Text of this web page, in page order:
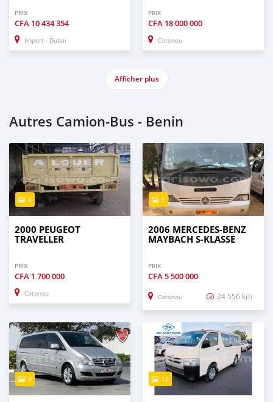
PRIX
CFA 10 434 354
Import - Dubai
PRIX
CFA 18 000 000
Cotonou
Afficher plus
Autres Camion‒Bus - Benin
4
2000 PEUGEOT
TRAVELLER
PRIX
CFA 1 700 000
Cotonou
5
2006 MERCEDES-BENZ
MAYBACH S-KLASSE
PRIX
CFA5 500 000
Cotonou 24 556 km
9 15